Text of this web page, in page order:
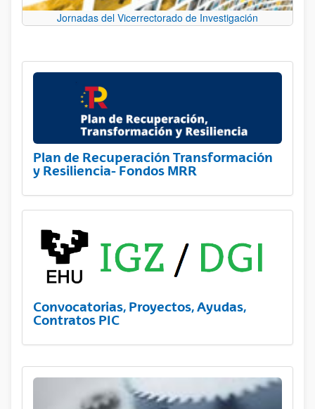
Jornadas del Vicerrectorado de Investigación
Plan de Recuperación Transformación
y Resiliencia- Fondos MRR
Convocatorias, Proyectos, Ayudas,
Contratos PIC